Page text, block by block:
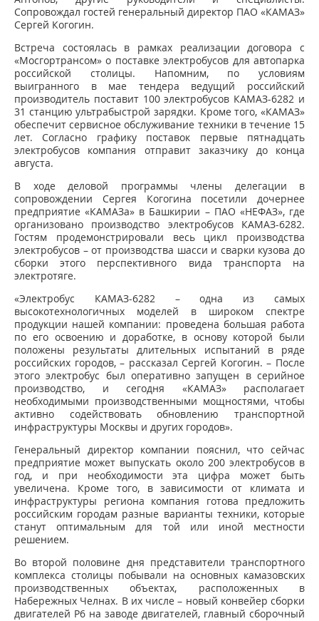
Сопровождал гостей генеральный директор ПАО «КАМАЗ»
Сергей Когогин.
Встреча состоялась в рамках реализации договора с
«Мосгортрансом» о поставке электробусов для автопарка
российской столицы. Напомним, по условиям
выигранного в мае тендера ведущий российский
производитель поставит 100 электробусов КАМАЗ-6282 и
31 станцию ультрабыстрой зарядки. Кроме того, «КАМАЗ»
обеспечит сервисное обслуживание техники в течение 15
лет. Согласно графику поставок первые пятнадцать
электробусов компания отправит заказчику до конца
августа.
В ходе деловой программы члены делегации в
сопровождении Сергея Когогина посетили дочернее
предприятие «КАМАЗа» в Башкирии – ПАО «НЕФАЗ», где
организовано производство электробусов КАМАЗ-6282.
Гостям продемонстрировали весь цикл производства
электробусов – от производства шасси и сварки кузова до
сборки этого перспективного вида транспорта на
электротяге.
«Электробус КАМАЗ-6282 – одна из самых
высокотехнологичных моделей в широком спектре
продукции нашей компании: проведена большая работа
по его освоению и доработке, в основу которой были
положены результаты длительных испытаний в ряде
российских городов, – рассказал Сергей Когогин. – После
этого электробус был оперативно запущен в серийное
производство, и сегодня «КАМАЗ» располагает
необходимыми производственными мощностями, чтобы
активно содействовать обновлению транспортной
инфраструктуры Москвы и других городов».
Генеральный директор компании пояснил, что сейчас
предприятие может выпускать около 200 электробусов в
год, и при необходимости эта цифра может быть
увеличена. Кроме того, в зависимости от климата и
инфраструктуры региона компания готова предложить
российским городам разные варианты техники, которые
станут оптимальным для той или иной местности
решением.
Во второй половине дня представители транспортного
комплекса столицы побывали на основных камазовских
производственных объектах, расположенных в
Набережных Челнах. В их числе – новый конвейер сборки
двигателей Р6 на заводе двигателей, главный сборочный